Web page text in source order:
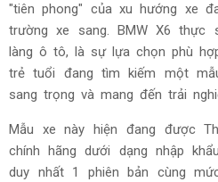
"tiên phong" của xu hướng xe
trường xe sang. BMW X6 thực
làng ô tô, là sự lựa chọn phù
trẻ tuổi đang tìm kiếm một
sang trọng và mang đến trải
Mẫu xe này hiện đang được
chính hãng dưới dạng nhập
duy nhất 1 phiên bản cùng